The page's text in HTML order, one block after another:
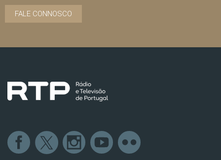
FALE CONNOSCO